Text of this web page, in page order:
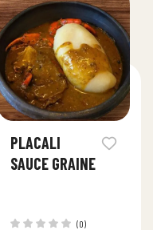
PLACALI
SAUCE GRAINE
(0)